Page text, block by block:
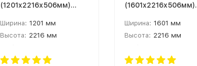
(1201х2216х506мм)
меландж
Ширина: 1201 мм
Высота: 2216 мм
(1601х2216х506мм)
Ширина: 1601 мм
Высота: 2216 мм